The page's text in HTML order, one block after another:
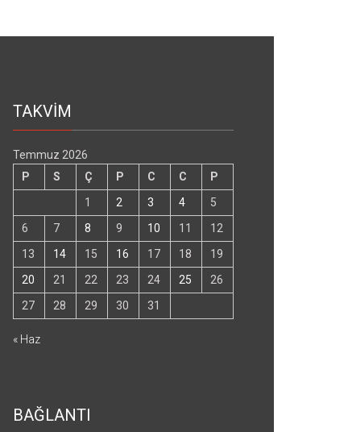
TAKVİM
Temmuz 2026
P
S Ç P C C
P
1
2 3 4
5
6
7 8 9 10 11
12
13
14 15 16 17 18
19
20
21 22 23 24 25
26
27
28 29 30 31
« Haz
BAĞLANTI